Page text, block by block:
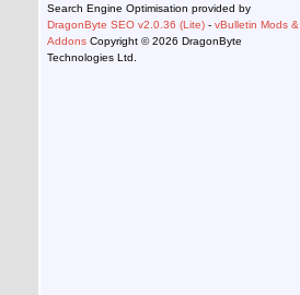
Search Engine Optimisation provided by
DragonByte SEO v2.0.36 (Lite) - vBulletin Mods &
Addons Copyright © 2026 DragonByte
Technologies Ltd.